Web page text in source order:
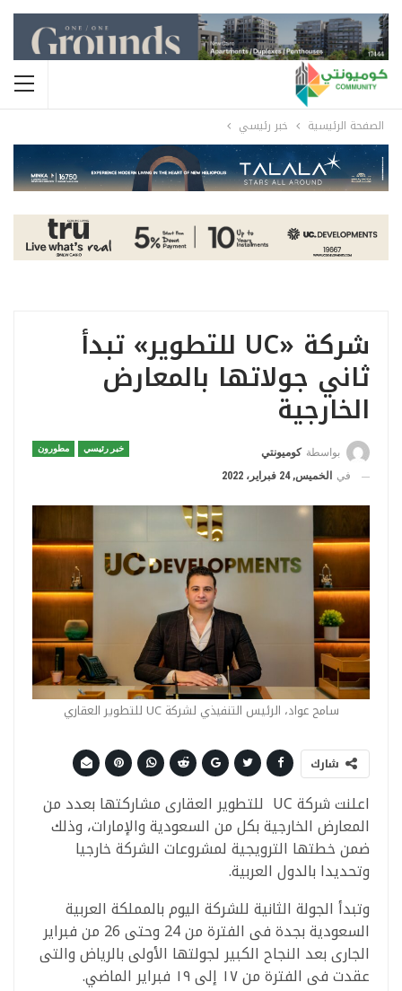
الصفحة الرئيسية خبر رئيسي
شركة «UC للتطوير» تبدأ
ثاني جولاتها بالمعارض
الخارجية
خبر رئيسي مطورون بواسطة كوميونتي
في
الخميس, 24 فبراير، 2022
سامح عواد، الرئيس التنفيذي لشركة UC للتطوير العقاري
شارك
اعلنت شركة UC للتطوير العقارى مشاركتها بعدد من
المعارض الخارجية بكل من السعودية والإمارات، وذلك
ضمن خطتها الترويجية لمشروعات الشركة خارجيا
وتحديدا بالدول العربية.
وتبدأ الجولة الثانية للشركة اليوم بالمملكة العربية
السعودية بجدة فى الفترة من 24 وحتى 26 من فبراير
الجارى بعد النجاح الكبير لجولتها الأولى بالرياض والتى
عقدت فى الفترة من ١٧ إلى ١٩ فبراير الماضي.